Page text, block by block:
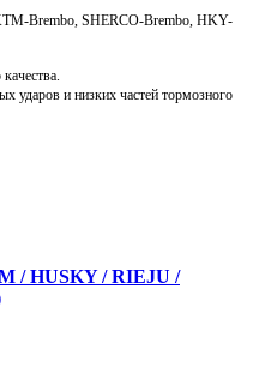
Brembo, SHERCO-Brembo, HKY-
ударов и низких частей тормозного
/ HUSKY / RIEJU /